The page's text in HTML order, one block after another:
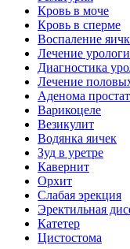
Кровь в моче
Кровь в сперме
Воспаление
Лечение
Диагностика
Лечение
Аденома
Варикоцеле
Везикулит
Водянка яичек
Зуд в уретре
Кавернит
Орхит
Слабая эрекция
Эректильная
Катетер
Цистостома